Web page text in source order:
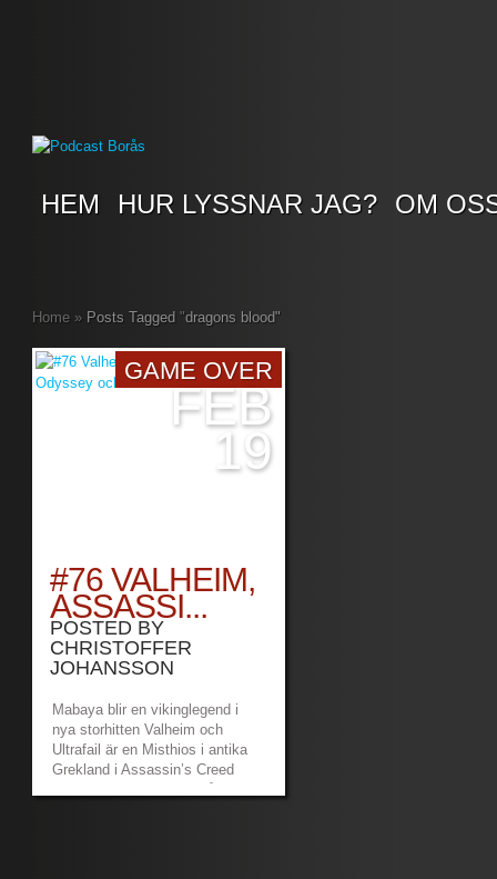
HEM HUR LYSSNAR JAG? OM
Home » Posts Tagged"dragons blood"
GAME OVER
FEB
19
#76 VALHEIM,
ASSASSI...
POSTED BY
CHRISTOFFER
JOHANSSON
Mabaya blir en vikinglegend i
nya storhitten Valheim och
Ultrafail är en Misthios i antika
Grekland i Assassin’s Creed